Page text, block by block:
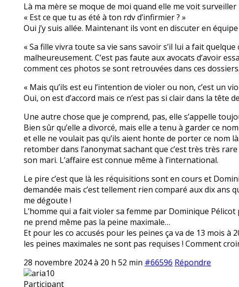
Là ma mère se moque de moi quand elle me voit
« Est ce que tu as été à ton rdv d’infirmier ? »
Oui j’y suis allée. Maintenant ils vont en discuter en
« Sa fille vivra toute sa vie sans savoir s’il lui a fait
malheureusement. C’est pas faute aux avocats d’avoir
comment ces photos se sont retrouvées dans ces dossiers.
« Mais qu’ils est eu l’intention de violer ou non, c’est un
Oui, on est d’accord mais ce n’est pas si clair dans la tête
Une autre chose que je comprend, pas, elle s’appelle
Bien sûr qu’elle a divorcé, mais elle a tenu à garder ce
et elle ne voulait pas qu’ils aient honte de porter ce nom
retomber dans l’anonymat sachant que c’est très très
son mari. L’affaire est connue même à l’international.
Le pire c’est que là les réquisitions sont en cours et
demandée mais c’est tellement rien comparé aux dix ans
me dégoute !
L’homme qui a fait violer sa femme par Dominique
ne prend même pas la peine maximale…
Et pour les co accusés pour les peines ça va de 13 mois
les peines maximales ne sont pas requises ! Comment
28 novembre 2024 à 20 h 52 min #66596 Répondre
aria10
Participant